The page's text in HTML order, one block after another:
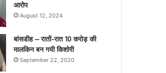
आरोप
August 12, 2024
बांसडीह – रातों-रात 10 करोड़ की
मालकिन बन गयी किशोरी
September 22, 2020